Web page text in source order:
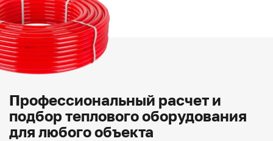
Профессиональный расчет и
подбор теплового оборудования
для любого объекта